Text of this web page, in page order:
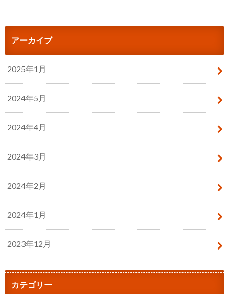
アーカイブ
2025年1月
2024年5月
2024年4月
2024年3月
2024年2月
2024年1月
2023年12月
カテゴリー